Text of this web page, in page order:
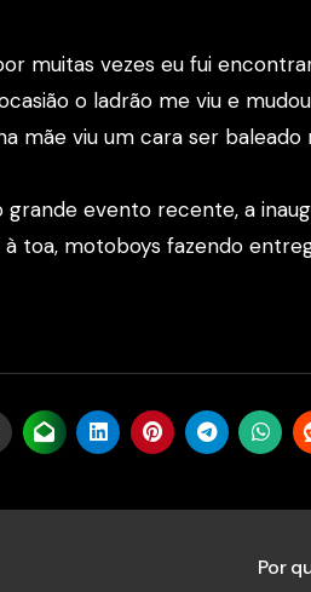
muitas vezes eu fui
o ladrão me viu e
mãe viu um cara ser baleado
evento recente, a
toa, motoboys fazendo
Por